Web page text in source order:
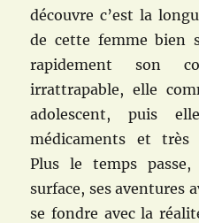
découvre c’est la
de cette femme bien
rapidement son
irrattrapable, elle
adolescent, puis
médicaments et très
Plus le temps
surface, ses aventures
se fondre avec la